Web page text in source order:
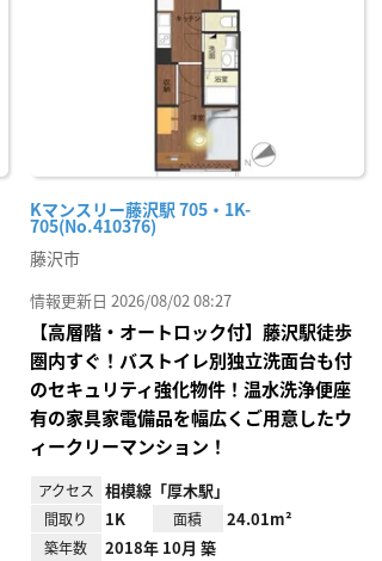
Kマンスリー藤沢駅 705・1K-
705(No.410376)
藤沢市
情報更新日 2026/08/02 08:27
【高層階・オートロック付】藤沢駅徒歩
圏内すぐ！バストイレ別独立洗面台も付
のセキュリティ強化物件！温水洗浄便座
有の家具家電備品を幅広くご用意したウ
ィークリーマンション！
アクセス 相模線「厚木駅」
間取り 1K 面積 24.01m²
築年数 2018年 10月 築